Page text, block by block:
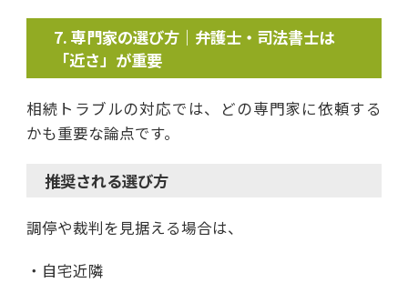
専門家の選び方｜弁護士・司法書士は
「近さ」が重要
相続トラブルの対応では、どの専門家に依頼する
かも重要な論点です。
推奨される選び方
調停や裁判を見据える場合は、
・自宅近隣